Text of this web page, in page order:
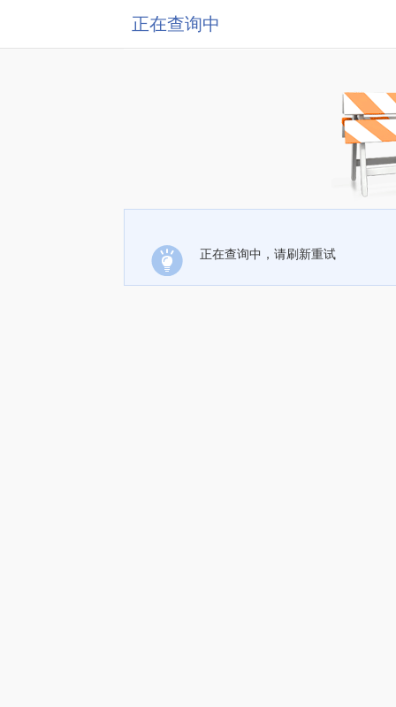
正在查询中
正在查询中，请刷新重试